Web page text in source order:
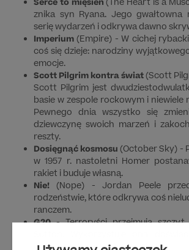
Serce to mięsień (The Heart is a
znika syn Ryana. Jego gwałtowna
serię wydarzeń i odkrywa dawno
Imperium (Empire) - W cichej
coś się dzieje: narodziny
emocje.
Scott Pilgrim kontra świat(Scott
Scott Pilgrim jest
basie w zespole rockowym i niewiele
Pewnego dnia wszystko się
dziewczynę swoich marzeń i
reszty.
Dosięgnąć kosmosu (October Sky) -
w 1957 r. nastoletni Homer
rakiet i buduje własną.
Nie! (Nope) - Jordan Peele
rodzeństwie, które odkrywa coś
ranczem.
G20- Terroryści przejmują szczyt
Sutton. Wykorzystuje ona
wojskowe, by bronić przyszłość.